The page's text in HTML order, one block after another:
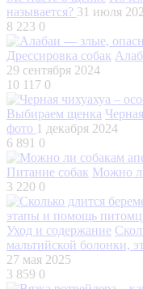
называется? 31 июля
8 223 0
Дрессировка собак
29 сентября 2024
10 117 0
Выбираем щенка
фото 1 декабря 2024
6 891 0
Питание собак Можно
3 220 0
Уход и содержание
мальтийской болонки,
27 мая 2025
3 859 0